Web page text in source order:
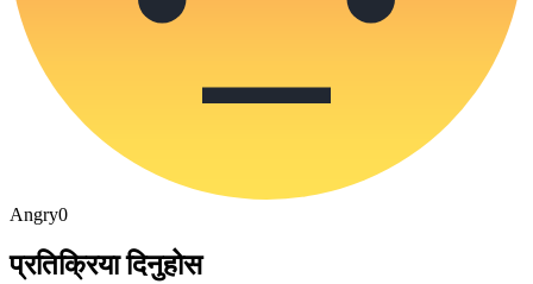
Angry0
प्रतिक्रिया दिनुहोस